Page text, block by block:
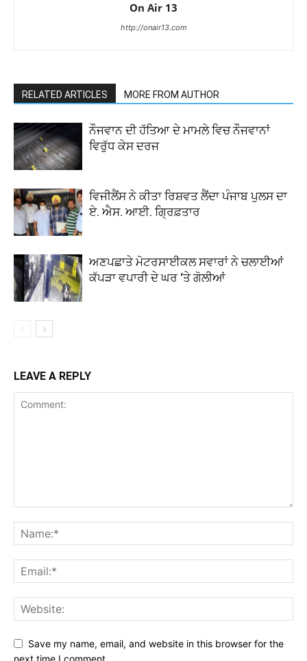
On Air 13
http://onair13.com
RELATED ARTICLES MORE FROM AUTHOR
ਨੌਜਵਾਨ ਦੀ ਹੱਤਿਆ ਦੇ ਮਾਮਲੇ ਵਿਚ ਨੌਜਵਾਨਾਂ
ਵਿਰੁੱਧ ਕੇਸ ਦਰਜ
ਵਿਜੀਲੈਂਸ ਨੇ ਕੀਤਾ ਰਿਸ਼ਵਤ ਲੈਂਦਾ ਪੰਜਾਬ ਪੁਲਸ ਦਾ
ਏ. ਐਸ. ਆਈ. ਗ੍ਰਿਫ਼ਤਾਰ
ਅਣਪਛਾਤੇ ਮੋਟਰਸਾਈਕਲ ਸਵਾਰਾਂ ਨੇ ਚਲਾਈਆਂ
ਕੱਪੜਾ ਵਪਾਰੀ ਦੇ ਘਰ ‘ਤੇ ਗੋਲੀਆਂ
LEAVE A REPLY
Save my name, email, and website in this browser for the